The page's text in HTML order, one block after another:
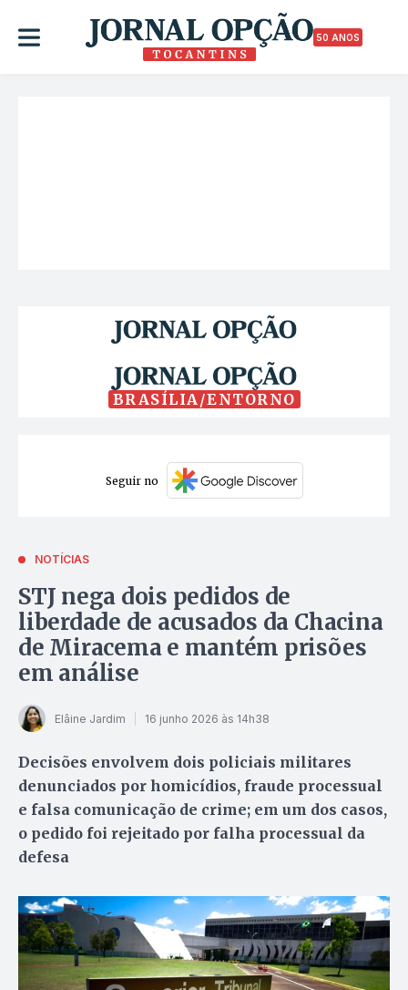
50 ANOS
BRASÍLIA/ENTORNO
Seguir no
NOTÍCIAS
STJ nega dois pedidos de
liberdade de acusados da Chacina
de Miracema e mantém prisões
em análise
Elâine Jardim 16 junho 2026 às 14h38
Decisões envolvem dois policiais militares
denunciados por homicídios, fraude processual
e falsa comunicação de crime; em um dos casos,
o pedido foi rejeitado por falha processual da
defesa